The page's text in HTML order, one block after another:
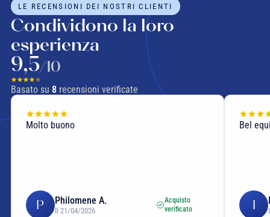
LE RECENSIONI DEI NOSTRI CLIENTI
Condividono la loro
esperienza
9,5/10
Basato su 8recensioni verificate
Molto buono
P Philomene A.
Il 21/04/2026
Acquisto
verificato
Bel
I